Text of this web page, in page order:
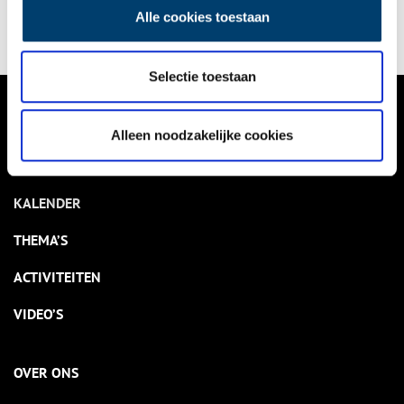
Alle cookies toestaan
Selectie toestaan
Alleen noodzakelijke cookies
NIEUWS
KALENDER
THEMA’S
ACTIVITEITEN
VIDEO’S
OVER ONS